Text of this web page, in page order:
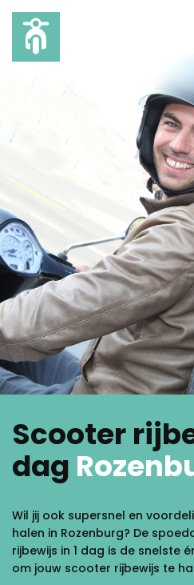
Scooter
dag
Wil jij ook supersnel en
halen in Rozenburg? De
rijbewijs in 1 dag is de snelste
om jouw scooter rijbewijs te